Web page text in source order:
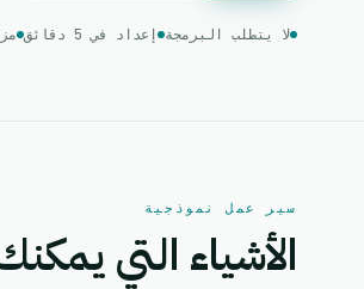
لا يتطلب البرمجة إعداد في 5 دقائق
سير عمل نموذجية
الأشياء التي